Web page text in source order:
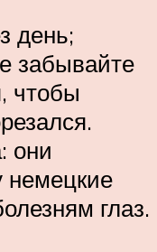
день;
забывайте
чтобы
они
немецкие
глаз.